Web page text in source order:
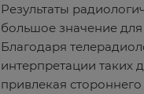
Результаты
большое значение
Благодаря
интерпретации таких
привлекая